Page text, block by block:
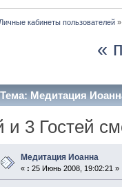
Личные кабинеты пользователей»
«
Тема: Медитация
3 Гостей
Медитация Иоанна
« : 25 Июнь 2008, 19:02:21 »